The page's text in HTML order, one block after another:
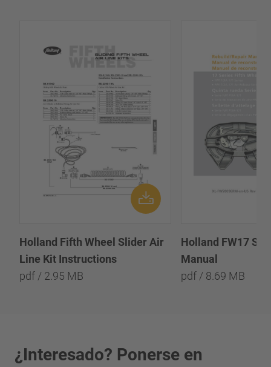
Holland Fifth Wheel Slider Air
Line Kit Instructions
pdf / 2.95 MB
Holland FW17
Manual
pdf / 8.69 MB
¿Interesado? Ponerse en